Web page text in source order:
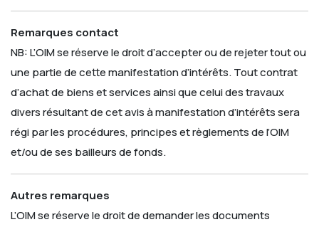
Remarques contact
NB: L’OIM se réserve le droit d’accepter ou de rejeter tout ou
une partie de cette manifestation d’intérêts. Tout contrat
d’achat de biens et services ainsi que celui des travaux
divers résultant de cet avis à manifestation d’intérêts sera
régi par les procédures, principes et règlements de l’OIM
et/ou de ses bailleurs de fonds.
Autres remarques
L’OIM se réserve le droit de demander les documents